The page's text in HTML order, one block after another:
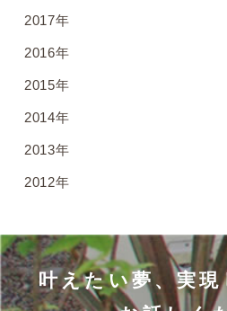
2017年
2016年
2015年
2014年
2013年
2012年
叶えたい夢、実